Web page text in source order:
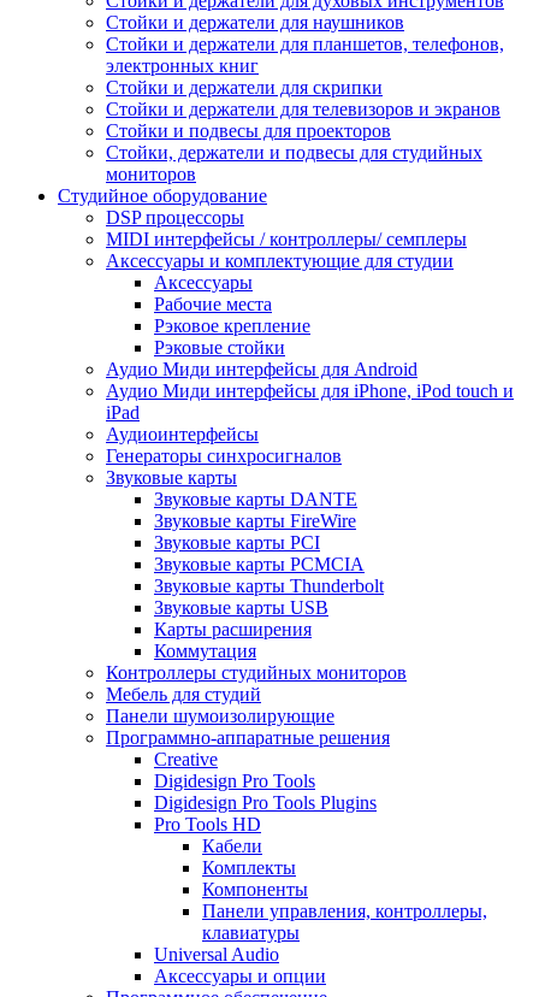
Стойки и держатели для наушников
Стойки и держатели для планшетов, телефонов,
электронных книг
Стойки и держатели для скрипки
Стойки и держатели для телевизоров и экранов
Стойки и подвесы для проекторов
Стойки, держатели и подвесы для студийных
мониторов
Студийное оборудование
DSP процессоры
MIDI интерфейсы / контроллеры/ семплеры
Аксессуары и комплектующие для студии
Аксессуары
Рабочие места
Рэковое крепление
Рэковые стойки
Аудио Миди интерфейсы для Android
Аудио Миди интерфейсы для iPhone, iPod touch и
iPad
Аудиоинтерфейсы
Генераторы синхросигналов
Звуковые карты
Звуковые карты DANTE
Звуковые карты FireWire
Звуковые карты PCI
Звуковые карты PCMCIA
Звуковые карты Thunderbolt
Звуковые карты USB
Карты расширения
Коммутация
Контроллеры студийных мониторов
Мебель для студий
Панели шумоизолирующие
Программно-аппаратные решения
Creative
Digidesign Pro Tools
Digidesign Pro Tools Plugins
Pro Tools HD
Кабели
Комплекты
Компоненты
Панели управления, контроллеры,
клавиатуры
Universal Audio
Аксессуары и опции